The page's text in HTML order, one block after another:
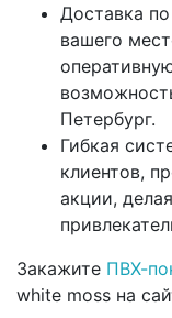
Доставка
вашего
Петербург.
Гибкая
клиентов,
акции,
Закажите ПВХ-
white moss на